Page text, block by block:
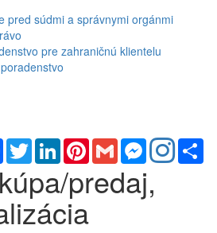
pred súdmi a správnymi orgánmi
pre zahraničnú klientelu
Facebook
TwitterLinkedInPinterestGmail Messenger
predaj,